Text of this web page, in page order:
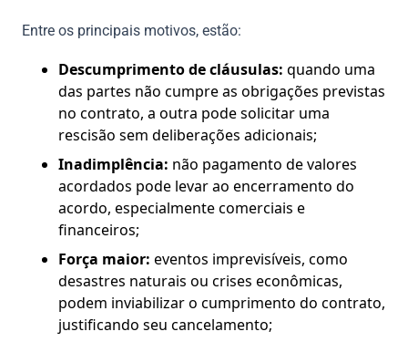
Entre os principais motivos, estão:
Descumprimento de cláusulas: quando uma
das partes não cumpre as obrigações previstas
no contrato, a outra pode solicitar uma
rescisão sem deliberações adicionais;
Inadimplência: não pagamento de valores
acordados pode levar ao encerramento do
acordo, especialmente comerciais e
financeiros;
Força maior: eventos imprevisíveis, como
desastres naturais ou crises econômicas,
podem inviabilizar o cumprimento do contrato,
justificando seu cancelamento;